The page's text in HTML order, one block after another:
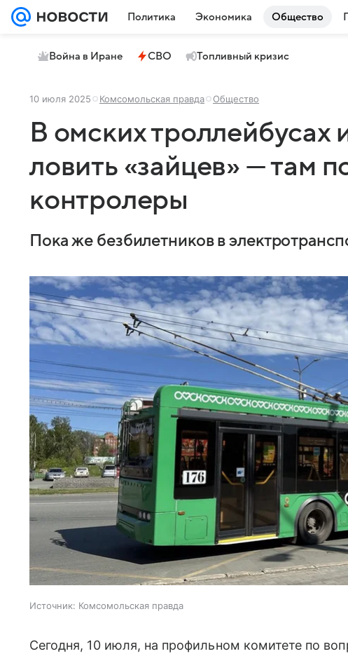
Политика Экономика Общество
Война в Иране СВО Топливный кризис
10 июля 2025 Комсомольская правда Общество
В омских троллейбусах
ловить «зайцев» — там
контролеры
Пока же безбилетников в
Источник: Комсомольская правда
Сегодня, 10 июля, на профильном комитете по